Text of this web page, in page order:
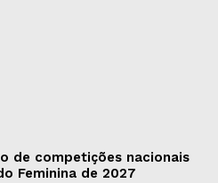
de competições nacionais
Feminina de 2027